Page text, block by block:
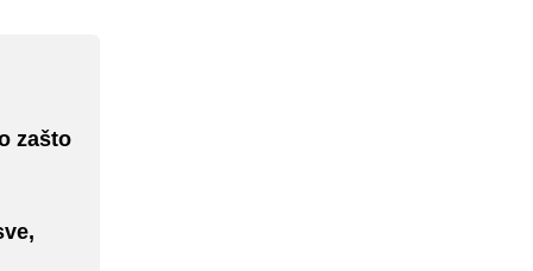
zašto